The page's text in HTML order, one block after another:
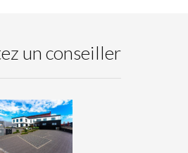
un conseiller